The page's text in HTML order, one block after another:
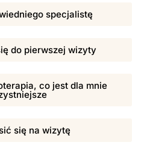
specjalistę
do pierwszej wizyty
co jest dla mnie
się na wizytę